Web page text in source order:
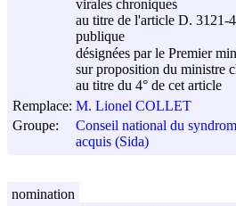
virales chroniques
au titre de l'article D. 3121-
publique
désignées par le Premier
sur proposition du ministre
au titre du 4° de cet article
Remplace: M. Lionel COLLET
Groupe:
Conseil national du
acquis (Sida)
nomination